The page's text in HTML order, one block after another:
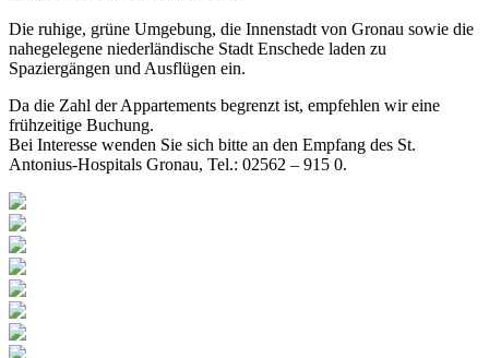
Die ruhige, grüne Umgebung, die Innenstadt von Gronau sowie die
nahegelegene niederländische Stadt Enschede laden zu
Spaziergängen und Ausflügen ein.
Da die Zahl der Appartements begrenzt ist, empfehlen wir eine
frühzeitige Buchung.
Bei Interesse wenden Sie sich bitte an den Empfang des St.
Antonius-Hospitals Gronau, Tel.: 02562 – 915 0.